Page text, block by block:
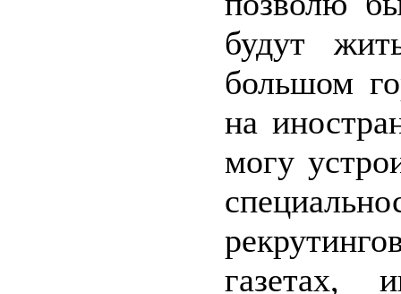
будут
большом
на
могу
газетах,